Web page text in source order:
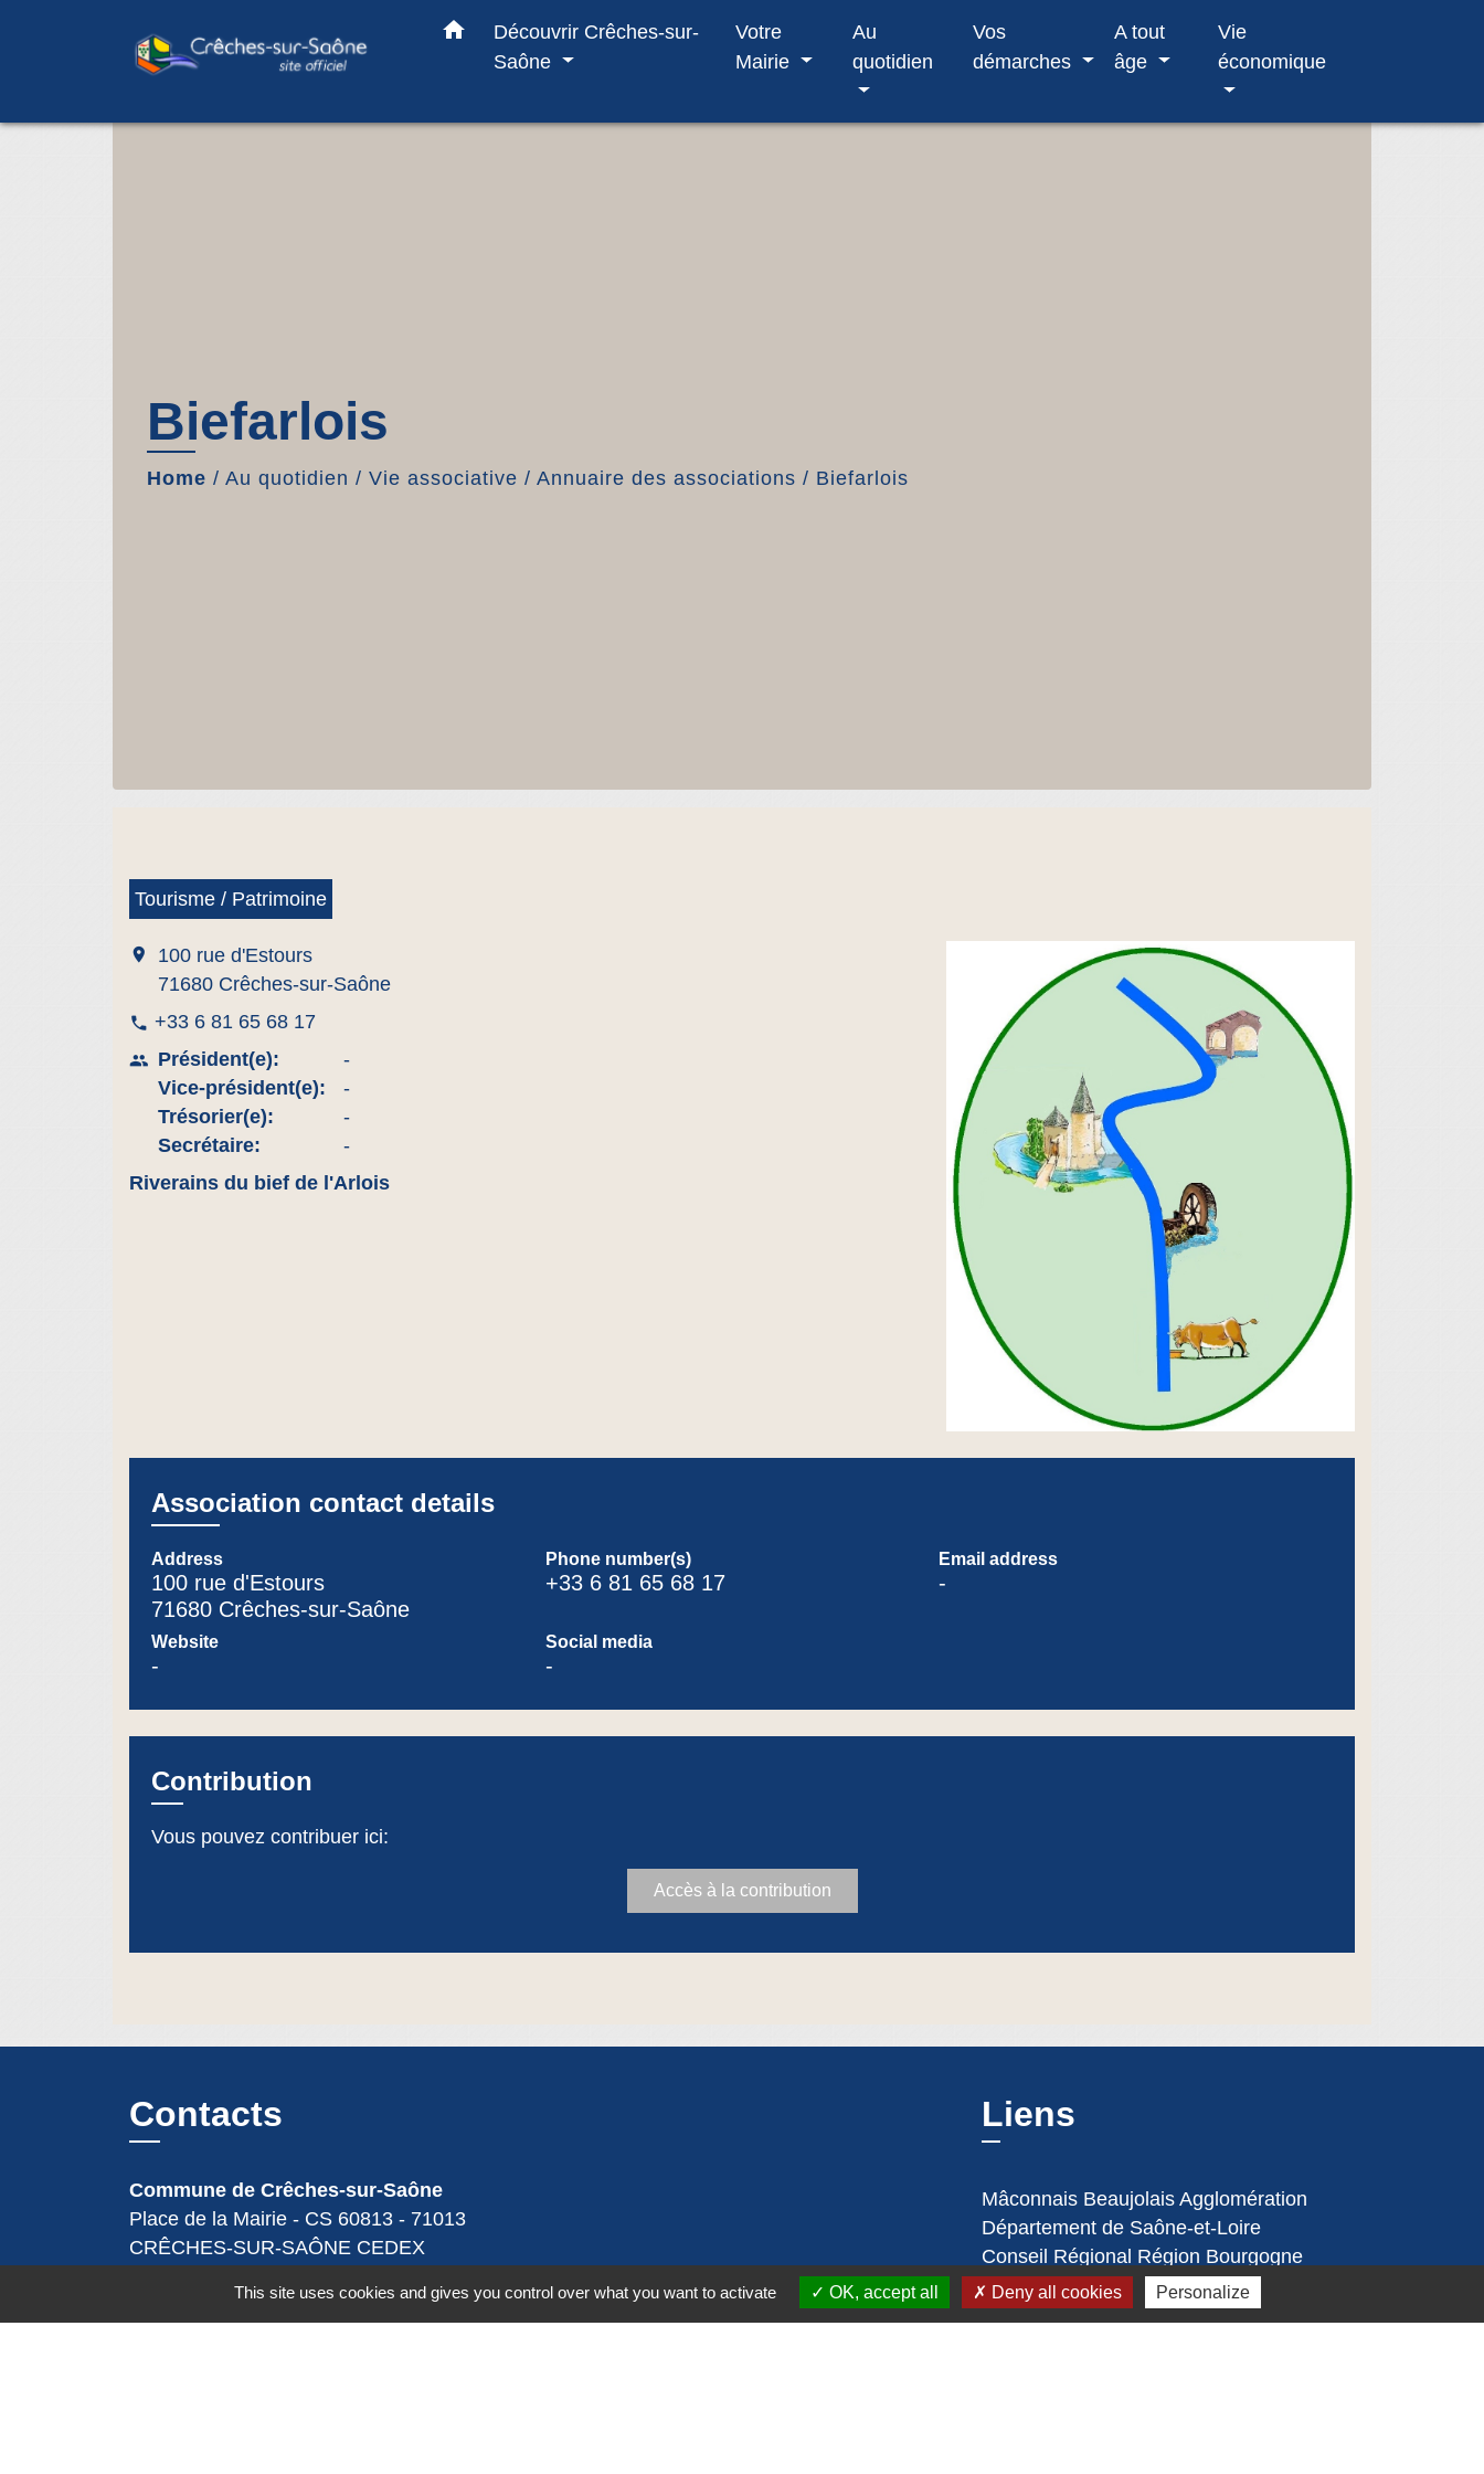
home
Découvrir Crêches-sur-
Saône
Votre
Mairie
Au
quotidien
Vos
démarches
A tout
âge
Vie
économique
Biefarlois
Home / Au quotidien / Vie associative / Annuaire des associations / Biefarlois
Tourisme / Patrimoine
location_on
100 rue d'Estours
71680 Crêches-sur-Saône
phone +33 6 81 65 68 17
people Président(e):
Vice-président(e):
Trésorier(e):
Secrétaire:
-
-
-
-
Riverains du bief de l'Arlois
Association contact details
Address
100 rue d'Estours
71680 Crêches-sur-Saône
Phone number(s)
+33 6 81 65 68 17
Email address
-
Website
-
Social media
-
Contribution
Vous pouvez contribuer ici:
Accès à la contribution
Contacts
Commune de Crêches-sur-Saône
Place de la Mairie - CS 60813 - 71013
CRÊCHES-SUR-SAÔNE CEDEX
+33 3 85 36 57 90
Liens
Mâconnais Beaujolais Agglomération
Département de Saône-et-Loire
Conseil Régional Région Bourgogne
Franche Comté
Office de Tourisme de Mâcon
This site uses cookies and gives you control over what you want to activate OK, accept all Deny all cookies Personalize